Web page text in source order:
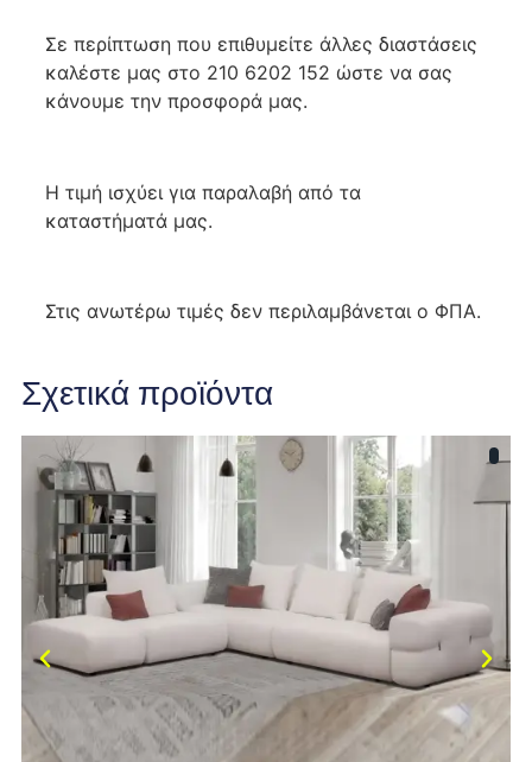
Σε περίπτωση που επιθυμείτε άλλες διαστάσεις
καλέστε μας στο 210 6202 152 ώστε να σας
κάνουμε την προσφορά μας.
Η τιμή ισχύει για παραλαβή από τα
καταστήματά μας.
Στις ανωτέρω τιμές δεν περιλαμβάνεται ο ΦΠΑ.
Σχετικά προϊόντα